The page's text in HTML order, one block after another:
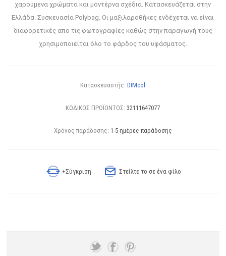
χαρούμενα χρώματα και μοντέρνα σχέδια. Κατασκευάζεται στην
Ελλάδα. Συσκευασία Polybag. Οι μαξιλαροθήκες ενδέχεται να είναι
διαφορετικές απο τις φωτογραφίες καθώς στην παραγωγή τους
χρησιμοποιείται όλο το φάρδος του υφάσματος.
Κατασκευαστής: DIMcol
ΚΩΔΙΚΟΣ ΠΡΟΪΟΝΤΟΣ: 32111647077
Χρόνος παράδοσης: 1-5 ημέρες παράδοσης
+Σύγκριση Στείλτε το σε ένα φίλο